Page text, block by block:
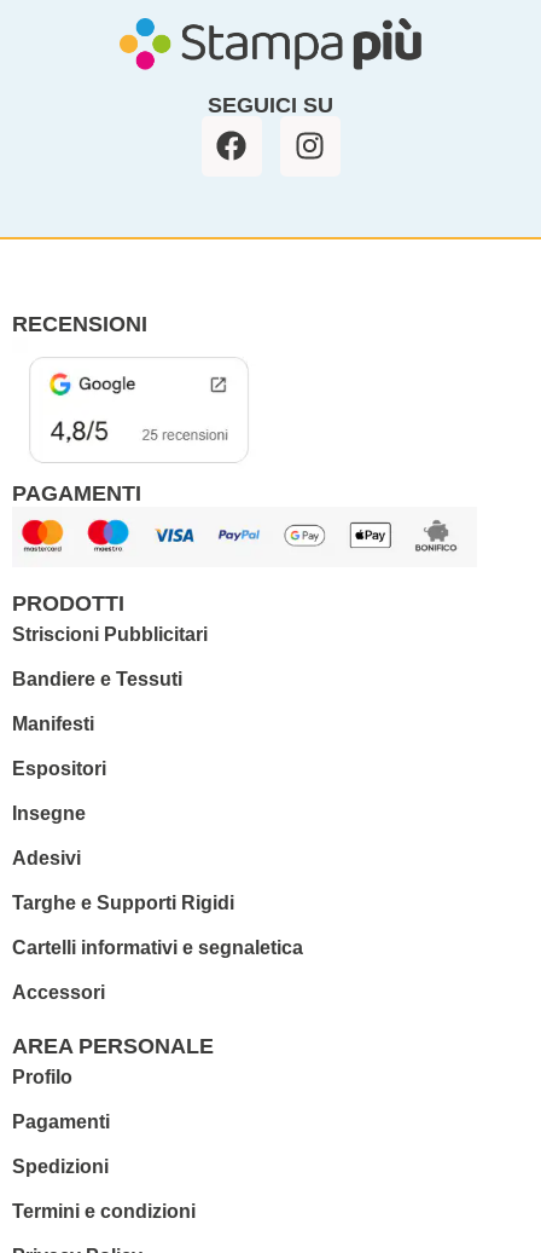
SEGUICI SU
F
a
b
I
n
a
RECENSIONI
PAGAMENTI
PRODOTTI
Striscioni Pubblicitari
Bandiere e Tessuti
Manifesti
Espositori
Insegne
Adesivi
Targhe e Supporti Rigidi
Cartelli informativi e segnaletica
Accessori
AREA PERSONALE
Profilo
Pagamenti
Spedizioni
Termini e condizioni